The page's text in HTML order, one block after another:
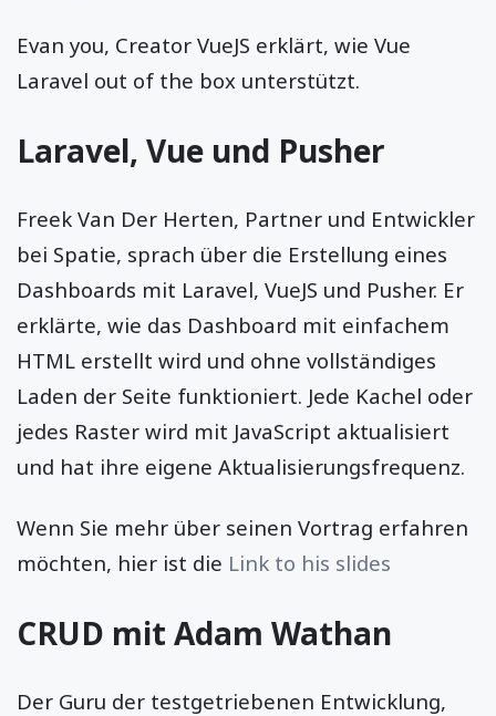
Evan you, Creator VueJS erklärt, wie Vue
Laravel out of the box unterstützt.
Laravel, Vue und Pusher
Freek Van Der Herten, Partner und Entwickler
bei Spatie, sprach über die Erstellung eines
Dashboards mit Laravel, VueJS und Pusher. Er
erklärte, wie das Dashboard mit einfachem
HTML erstellt wird und ohne vollständiges
Laden der Seite funktioniert. Jede Kachel oder
jedes Raster wird mit JavaScript aktualisiert
und hat ihre eigene Aktualisierungsfrequenz.
Wenn Sie mehr über seinen Vortrag erfahren
möchten, hier ist die Link to his slides
CRUD mit Adam Wathan
Der Guru der testgetriebenen Entwicklung,